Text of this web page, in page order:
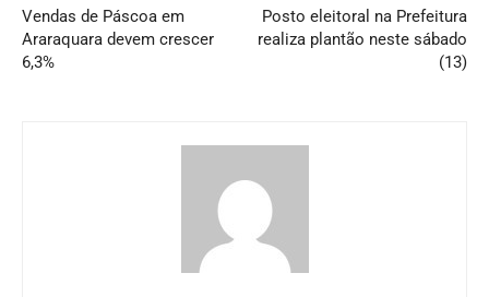
Vendas de Páscoa em
Araraquara devem crescer
6,3%
Posto eleitoral na Prefeitura
realiza plantão neste sábado
(13)